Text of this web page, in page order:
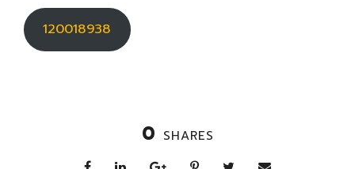
120018938
0 SHARES